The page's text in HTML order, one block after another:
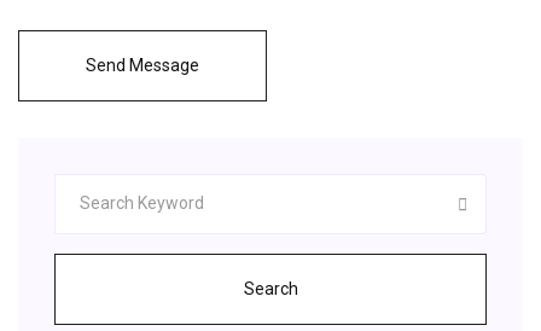
Send Message
Search